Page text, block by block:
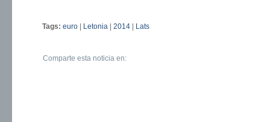
Tags: euro Letonia 2014 Lats
Comparte esta noticia en: